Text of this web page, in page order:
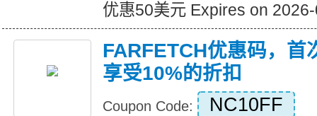
优惠50美元 Expires on
FARFETCH优惠码，首
享受10%的折扣
Coupon Code: NC10FF